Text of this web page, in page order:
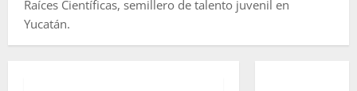
Raíces Científicas, semillero de talento juvenil en
Yucatán.